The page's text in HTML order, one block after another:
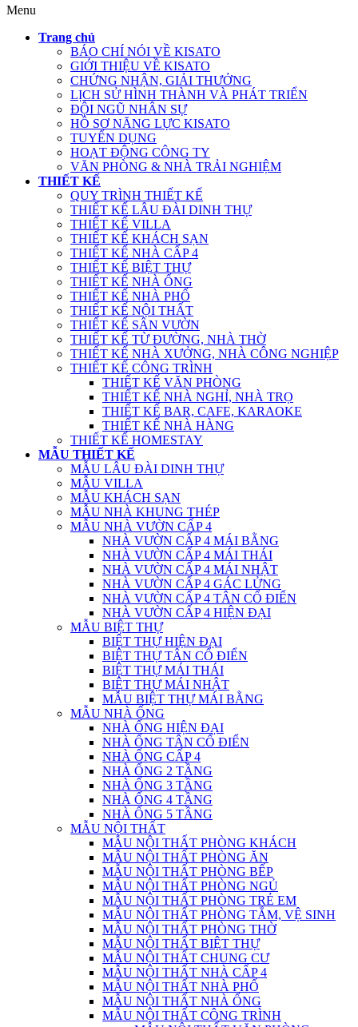
Menu
Trang chủ
BÁO CHÍ NÓI VỀ KISATO
GIỚI THIỆU VỀ KISATO
CHỨNG NHẬN, GIẢI THƯỞNG
LỊCH SỬ HÌNH THÀNH VÀ PHÁT TRIỂN
ĐỘI NGŨ NHÂN SỰ
HỒ SƠ NĂNG LỰC KISATO
TUYỂN DỤNG
HOẠT ĐỘNG CÔNG TY
VĂN PHÒNG & NHÀ TRẢI NGHIỆM
THIẾT KẾ
QUY TRÌNH THIẾT KẾ
THIẾT KẾ LÂU ĐÀI DINH THỰ
THIẾT KẾ VILLA
THIẾT KẾ KHÁCH SẠN
THIẾT KẾ NHÀ CẤP 4
THIẾT KẾ BIỆT THỰ
THIẾT KẾ NHÀ ỐNG
THIẾT KẾ NHÀ PHỐ
THIẾT KẾ NỘI THẤT
THIẾT KẾ SÂN VƯỜN
THIẾT KẾ TỪ ĐƯỜNG, NHÀ THỜ
THIẾT KẾ NHÀ XƯỞNG, NHÀ CÔNG NGHIỆP
THIẾT KẾ CÔNG TRÌNH
THIẾT KẾ VĂN PHÒNG
THIẾT KẾ NHÀ NGHỈ, NHÀ TRỌ
THIẾT KẾ BAR, CAFE, KARAOKE
THIẾT KẾ NHÀ HÀNG
THIẾT KẾ HOMESTAY
MẪU THIẾT KẾ
MẪU LÂU ĐÀI DINH THỰ
MẪU VILLA
MẪU KHÁCH SẠN
MẪU NHÀ KHUNG THÉP
MẪU NHÀ VƯỜN CẤP 4
NHÀ VƯỜN CẤP 4 MÁI BẰNG
NHÀ VƯỜN CẤP 4 MÁI THÁI
NHÀ VƯỜN CẤP 4 MÁI NHẬT
NHÀ VƯỜN CẤP 4 GÁC LỬNG
NHÀ VƯỜN CẤP 4 TÂN CỔ ĐIỂN
NHÀ VƯỜN CẤP 4 HIỆN ĐẠI
MẪU BIỆT THỰ
BIỆT THỰ HIỆN ĐẠI
BIỆT THỰ TÂN CỔ ĐIỂN
BIỆT THỰ MÁI THÁI
BIỆT THỰ MÁI NHẬT
MẪU BIỆT THỰ MÁI BẰNG
MẪU NHÀ ỐNG
NHÀ ỐNG HIỆN ĐẠI
NHÀ ỐNG TÂN CỔ ĐIỂN
NHÀ ỐNG CẤP 4
NHÀ ỐNG 2 TẦNG
NHÀ ỐNG 3 TẦNG
NHÀ ỐNG 4 TẦNG
NHÀ ỐNG 5 TẦNG
MẪU NỘI THẤT
MẪU NỘI THẤT PHÒNG KHÁCH
MẪU NỘI THẤT PHÒNG ĂN
MẪU NỘI THẤT PHÒNG BẾP
MẪU NỘI THẤT PHÒNG NGỦ
MẪU NỘI THẤT PHÒNG TRẺ EM
MẪU NỘI THẤT PHÒNG TẮM, VỆ SINH
MẪU NỘI THẤT PHÒNG THỜ
MẪU NỘI THẤT BIỆT THỰ
MẪU NỘI THẤT CHUNG CƯ
MẪU NỘI THẤT NHÀ CẤP 4
MẪU NỘI THẤT NHÀ PHỐ
MẪU NỘI THẤT NHÀ ỐNG
MẪU NỘI THẤT CÔNG TRÌNH